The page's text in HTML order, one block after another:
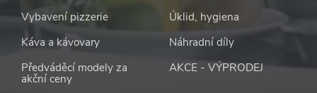
Vybavení pizzerie
Úklid, hygiena
Káva a kávovary
Náhradní díly
Předváděcí modely za
akční ceny
AKCE - VÝPRODEJ